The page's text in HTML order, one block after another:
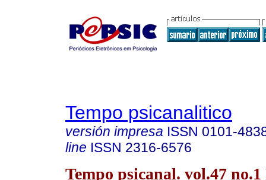
Tempo psicanalitico
versión impresa ISSN 0101-
line ISSN 2316-6576
Tempo psicanal. vol.47 no.1